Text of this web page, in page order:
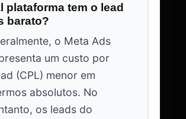
plataforma tem o lead
barato?
o Meta Ads
um custo por
(CPL) menor em
absolutos. No
os leads do